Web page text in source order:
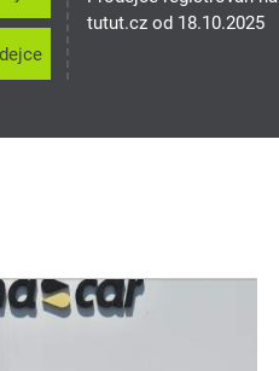
tutut.cz od 18.10.2025